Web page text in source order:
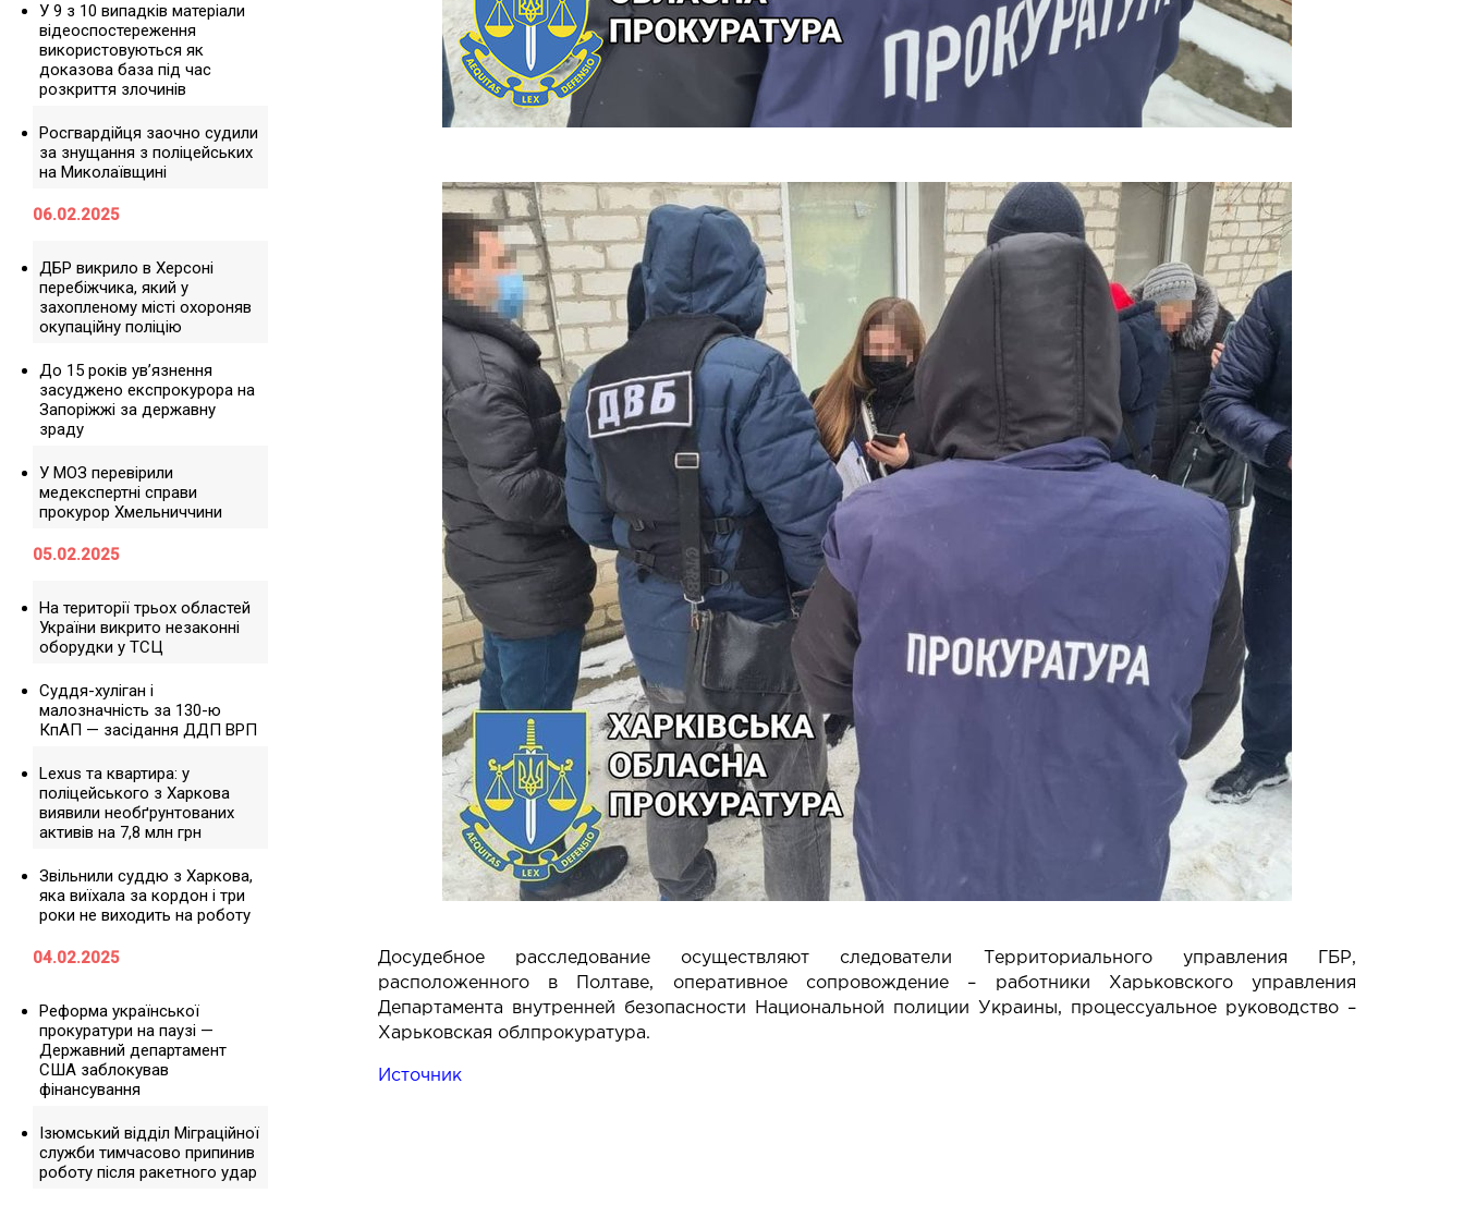
У 9 з 10 випадків матеріали
відеоспостереження
використовуються як
доказова база під час
розкриття злочинів
Росгвардійця заочно судили
за знущання з поліцейських
на Миколаївщині
06.02.2025
ДБР викрило в Херсоні
перебіжчика, який у
захопленому місті охороняв
окупаційну поліцію
До 15 років ув’язнення
засуджено експрокурора на
Запоріжжі за державну
зраду
У МОЗ перевірили
медекспертні справи
прокурор Хмельниччини
05.02.2025
На території трьох областей
України викрито незаконні
оборудки у ТСЦ
Суддя-хуліган і
малозначність за 130-ю
КпАП — засідання ДДП ВРП
Lexus та квартира: у
поліцейського з Харкова
виявили необґрунтованих
активів на 7,8 млн грн
Звільнили суддю з Харкова,
яка виїхала за кордон і три
роки не виходить на роботу
04.02.2025
Реформа української
прокуратури на паузі —
Державний департамент
США заблокував
фінансування
Ізюмський відділ Міграційної
служби тимчасово припинив
роботу після ракетного удар
Досудебное расследование осуществляют следователи Территориального управления ГБР,
расположенного в Полтаве, оперативное сопровождение – работники Харьковского управления
Департамента внутренней безопасности Национальной полиции Украины, процессуальное руководство –
Харьковская облпрокуратура.
Источник